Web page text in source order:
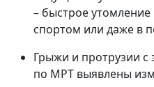
– быстрое
спортом или даже в
Грыжи и протрузии
по МРТ выявлены